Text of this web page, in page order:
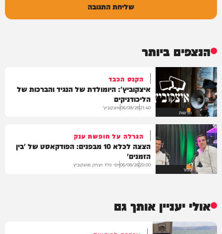
שליחת התגובה
הנצפים ביותר
חדשות
הקנס הכבד
איצקוביץ': היומולדת של הנגיד והברכות של
הליכודניקים
21:40
06/08/26איצקוביץ'
VOD
הגרלה על חופשת ענק
הצצה לכלא 10 מבפנים: הפודקאסט של 'בין
הזמנים'
20:00
06/08/26יוסי פלד ויצחק מושקוביץ
אולי יעניין אותך גם